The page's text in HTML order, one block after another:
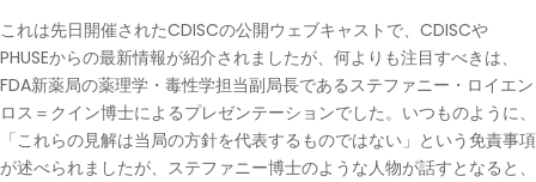
これは先日開催されたCDISCの公開ウェブキャストで、CDISCや
PHUSEからの最新情報が紹介されましたが、何よりも注目すべきは、
FDA新薬局の薬理学・毒性学担当副局長であるステファニー・ロイエン
ロス＝クイン博士によるプレゼンテーションでした。いつものように、
「これらの見解は当局の方針を代表するものではない」という免責事項
が述べられましたが、ステファニー博士のような人物が話すとなると、